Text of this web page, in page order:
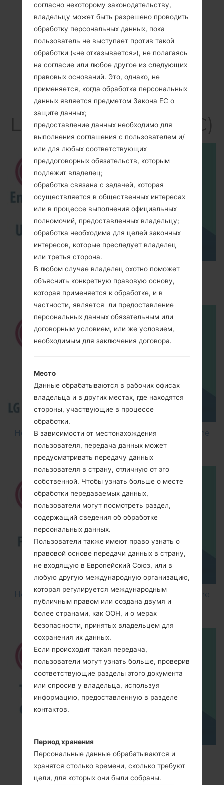
Видео
LGKF240C(LGKF240C)
How to Enable Developer Options & USB
Debugging on LG ?
How to Flash Stock Firmware on LG Smartphone
using LG Flash Tool 2014?
How to Flash Stock Firmware on LG Smartphone
using LG UP?
TOP 5 SECRET CODES for LG!
согласно некоторому законодательству,
владельцу может быть разрешено проводить
обработку персональных данных, пока
пользователь не выступает против такой
обработки («не отказывается»), не полагаясь
на согласие или любое другое из следующих
правовых оснований. Это, однако, не
применяется, когда обработка персональных
данных является предметом Закона ЕС о
защите данных;
предоставление данных необходимо для
выполнения соглашения с пользователем и/
или для любых соответствующих
преддоговорных обязательств, которым
подлежит владелец;
обработка связана с задачей, которая
осуществляется в общественных интересах
или в процессе выполнения официальных
полномочий, предоставленных владельцу;
обработка необходима для целей законных
интересов, которые преследует владелец
или третья сторона.
В любом случае владелец охотно поможет
объяснить конкретную правовую основу,
которая применяется к обработке, и в
частности, является ли предоставление
персональных данных обязательным или
договорным условием, или же условием,
необходимым для заключения договора.
Место
Данные обрабатываются в рабочих офисах
владельца и в других местах, где находятся
стороны, участвующие в процессе
обработки.
В зависимости от местонахождения
пользователя, передача данных может
предусматривать передачу данных
пользователя в страну, отличную от эго
собственной. Чтобы узнать больше о месте
обработки передаваемых данных,
пользователи могут посмотреть раздел,
содержащий сведения об обработке
персональных данных.
Пользователи также имеют право узнать о
правовой основе передачи данных в страну,
не входящую в Европейский Союз, или в
любую другую международную организацию,
которая регулируется международным
публичным правом или создана двумя и
более странами, как ООН, и о мерах
безопасности, принятых владельцем для
сохранения их данных.
Если происходит такая передача,
пользователи могут узнать больше, проверив
соответствующие разделы этого документа
или спросив у владельца, используя
информацию, предоставленную в разделе
контактов.
Период хранения
Персональные данные обрабатываются и
хранятся столько времени, сколько требуют
цели, для которых они были собраны.